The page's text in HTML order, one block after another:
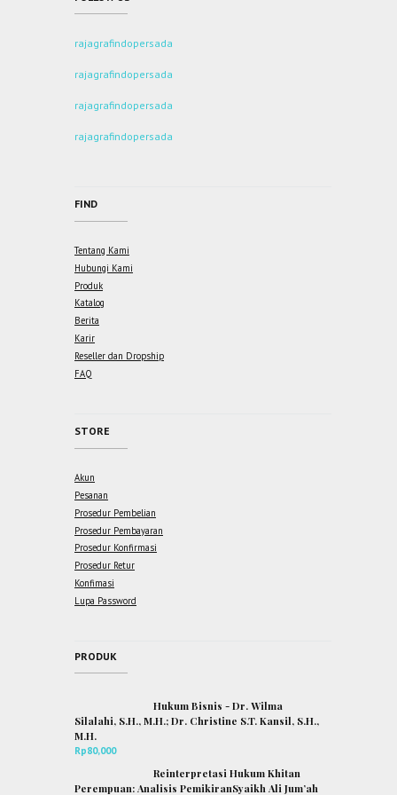
rajagrafindopersada
rajagrafindopersada
rajagrafindopersada
rajagrafindopersada
FIND
Tentang Kami
Hubungi Kami
Produk
Katalog
Berita
Karir
Reseller dan Dropship
FAQ
STORE
Akun
Pesanan
Prosedur Pembelian
Prosedur Pembayaran
Prosedur Konfirmasi
Prosedur Retur
Konfimasi
Lupa Password
PRODUK
Hukum Bisnis - Dr. Wilma
Silalahi, S.H., M.H.; Dr. Christine S.T. Kansil, S.H.,
M.H.
Rp80,000
Reinterpretasi Hukum Khitan
Perempuan: Analisis PemikiranSyaikh Ali Jum’ah